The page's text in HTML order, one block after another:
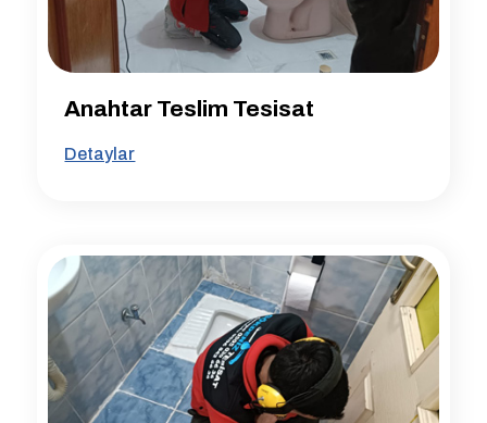
Anahtar Teslim Tesisat
Detaylar